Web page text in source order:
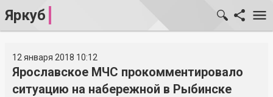
Яркуб
12 января 2018 10:12
Ярославское МЧС прокомментировало
ситуацию на набережной в Рыбинске